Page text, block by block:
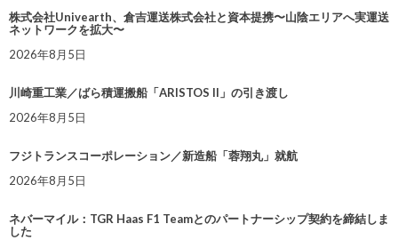
株式会社Univearth、倉吉運送株式会社と資本提携〜山陰エリアへ実運送
ネットワークを拡大〜
2026年8月5日
川崎重工業／ばら積運搬船「ARISTOS II」の引き渡し
2026年8月5日
フジトランスコーポレーション／新造船「蓉翔丸」就航
2026年8月5日
ネバーマイル：TGR Haas F1 Teamとのパートナーシップ契約を締結しま
した